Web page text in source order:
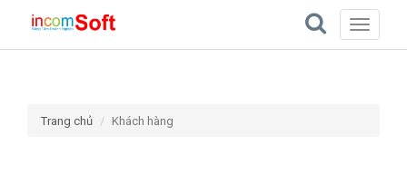
Toggle
Trang chủ Khách hàng